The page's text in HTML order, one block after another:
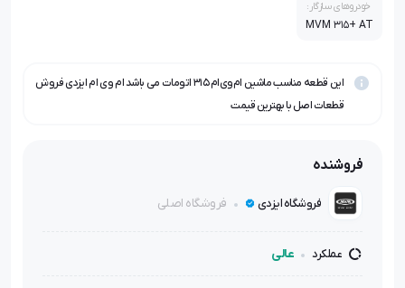
خودروهای سازگار:
MVM 315+ AT
این قطعه مناسب ماشین ام‌وی‌ام ۳۱۵ اتومات می باشد ام وی ام ایزدی فروش
قطعات اصل با بهترین قیمت
فروشنده
فروشگاه ایزدی فروشگاه اصلی
عملکرد عالی